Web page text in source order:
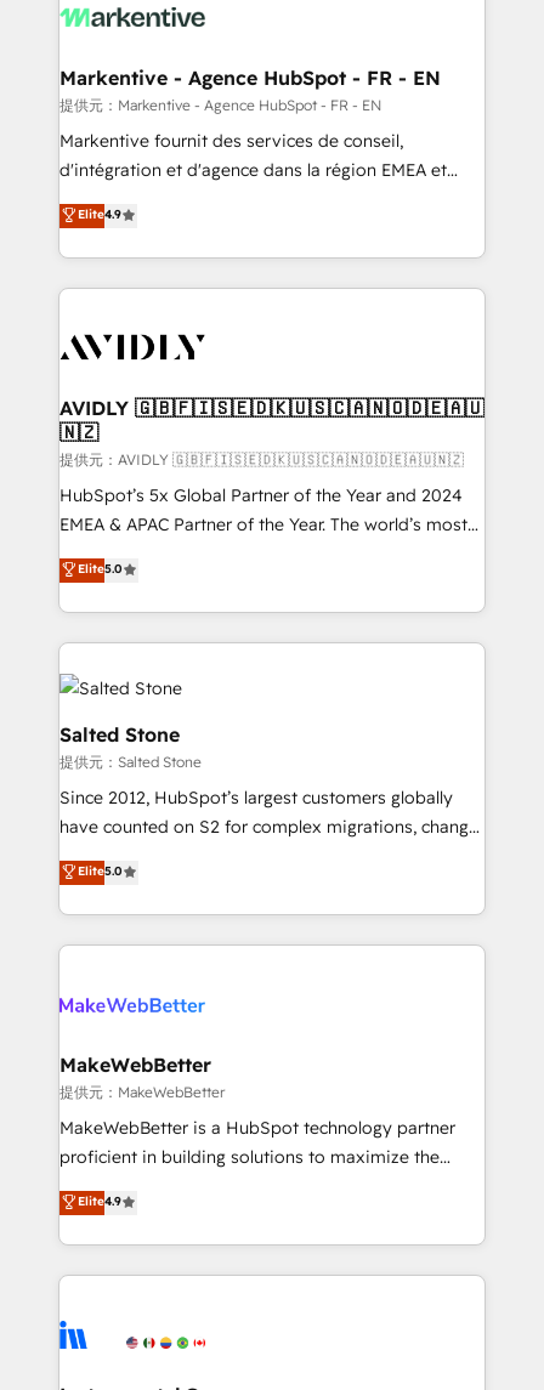
HubSpot大百科 出版 CRM・AI活用に関するご相談、現
せください。
results, fast. ⚙️CRM & RevOps: Align all Hubs to your
🎯Demand Gen & ABM: Drive pipeline with inbound,
ABM, AEO, SEO, & paid media. 👩‍💻Web Design:
Build high-performing websites with UX, messaging,
& conversion strategy that drive results. 🤖AI
AI, & maximize AEO with tailored AI services. 🧩
Integrations: Extend HubSpot with custom
Markentive - Agence HubSpot - FR - EN
提供元：Markentive - Agence HubSpot - FR - EN
Markentive fournit des services de conseil,
d'intégration et d'agence dans la région EMEA et
North America. Avec plus de 115 experts en
marketing automation, Growth, Revops, CRM et
webdesign. Markentive is both a consulting firm, a
digital agency and an integrator. With over 115
CRM and webdesign (We focus on EMEA - USA
Elite4.9
AVIDLY 🇬🇧🇫🇮🇸🇪🇩🇰🇺🇸🇨🇦🇳🇴🇩🇪🇦🇺
🇳🇿
提供元：AVIDLY 🇬🇧🇫🇮🇸🇪🇩🇰🇺🇸🇨🇦🇳🇴🇩🇪🇦🇺🇳🇿
HubSpot’s 5x Global Partner of the Year and 2024
EMEA & APAC Partner of the Year. The world’s most
experienced and fully accredited HubSpot Solutions
Partner. 🚀 With 2,750+ HubSpot projects delivered
and 370+ specialists across EMEA, APAC and NAM,
we de-risk complex CRM programmes and
accelerate ROI across every HubSpot Hub. 🧭 From
multi-region migrations to AI-powered automation,
we turn complexity into clarity, human at global
scale. 🏆 HubSpot’s CEO called us “the partner of the
future.” Others agree it is proof of trust built through
measurable impact.
Elite5.0
Salted Stone
提供元：Salted Stone
Since 2012, HubSpot’s largest customers globally
have counted on S2 for complex migrations, change
management, systems integration, and creative
solutions that deliver measurable impact and
transform brand experiences As one of the few full-
service creative agencies in the HubSpot
winning design to build scalable, globally
marketing campaigns, & RevOps frameworks that
fuel long-term success We connect the entire
customer lifecycle through seamless integrations,
ensure long-term adoption with change-
and service to drive sustainable growth With 6 key
HubSpot accreditations and experience across
teams has worked with clients just like you Let’s
explore whether S2 is the partner you’ve been
Elite5.0
MakeWebBetter
提供元：MakeWebBetter
MakeWebBetter is a HubSpot technology partner
proficient in building solutions to maximize the
operational efficiency of HubSpot. The fastest-
growing tech-enabler & facilitator, MakeWebBetter,
hands you the blend of HubSpot expertise &
eminent solutions & integrations. Trust us to
Elite Partners with 10+ years of HubSpot experience
Elite4.9